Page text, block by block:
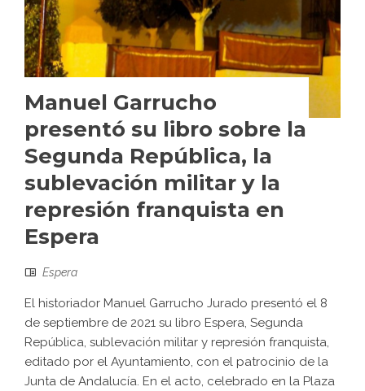
Manuel Garrucho
presentó su libro sobre la
Segunda República, la
sublevación militar y la
represión franquista en
Espera
Espera
El historiador Manuel Garrucho Jurado presentó el 8
de septiembre de 2021 su libro Espera, Segunda
República, sublevación militar y represión franquista,
editado por el Ayuntamiento, con el patrocinio de la
Junta de Andalucía. En el acto, celebrado en la Plaza